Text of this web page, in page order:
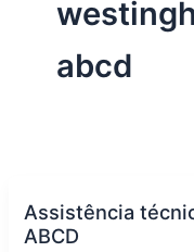
abcd
Assistência
ABCD